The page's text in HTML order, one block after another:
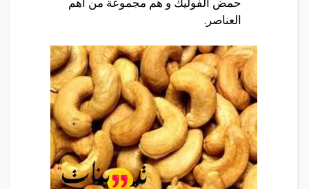
العناصر.